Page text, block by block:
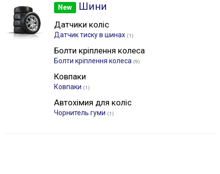
New Шини
Датчики коліс
Датчик тиску в шинах (1)
Болти кріплення колеса
Болти кріплення колеса (9)
Ковпаки
Ковпаки (1)
Автохімия для коліс
Чорнитель гуми (1)